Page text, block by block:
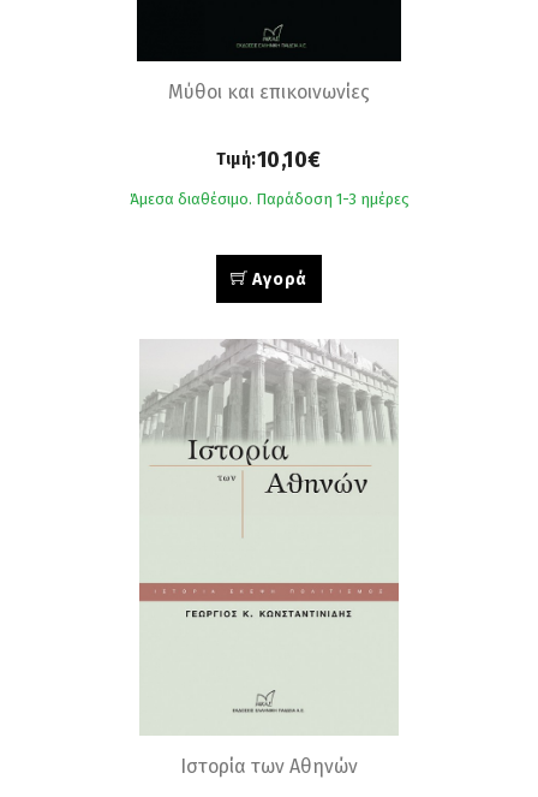
Μύθοι και επικοινωνίες
Τιμή:10,10€
Άμεσα διαθέσιμο. Παράδοση 1-3 ημέρες
Αγορά
Ιστορία των Αθηνών